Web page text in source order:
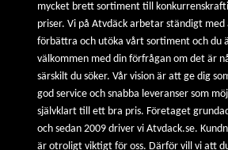
mycket brett sortiment till
priser. Vi på Atvdäck arbetar ständigt med
förbättra och utöka vårt sortiment och du
välkommen med din förfrågan om det är
särskilt du söker. Vår vision är att ge dig
god service och snabba leveranser som
självklart till ett bra pris. Företaget
och sedan 2009 driver vi Atvdack.se.
är otroligt viktigt för oss. Därför vill vi att